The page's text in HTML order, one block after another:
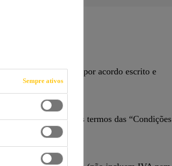
forem modificadas por acordo escrito e
são efetuadas nos termos das “Condições
do comprador.
Sempre ativos